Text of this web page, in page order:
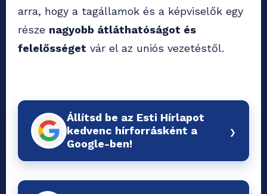
arra, hogy a tagállamok és a képviselők egy
része nagyobb átláthatóságot és
felelősséget vár el az uniós vezetéstől.
Állítsd be az Esti Hírlapot
kedvenc hírforrásként a
Google-ben!
›